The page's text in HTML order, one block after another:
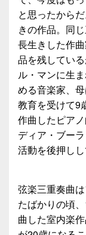
と思ったから
きの作品。同
長生きした作
品を残してい
ル・マンに生
める音楽家、
教育を受けて9
作曲したピア
ディア・ブー
活動を後押しし
弦楽三重奏曲
たばかりの頃
曲した室内楽